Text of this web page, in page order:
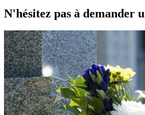
N'hésitez pas à demander